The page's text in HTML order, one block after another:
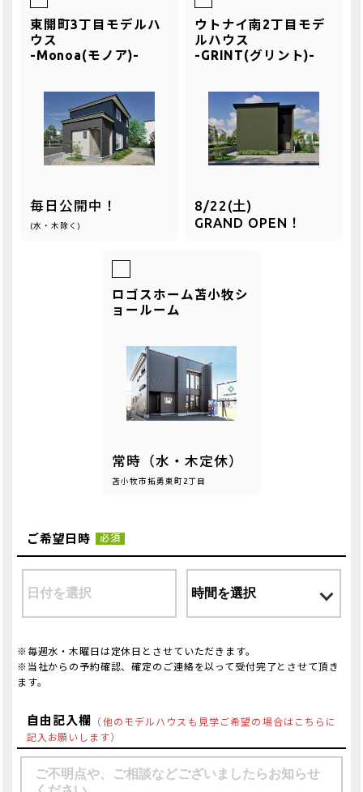
東開町3丁目モデルハ
ウス
-Monoa(モノア)-
毎日公開中！
(水・木除く)
ウトナイ南2丁目モデ
ルハウス
-GRINT(グリント)-
8/22(土)
GRAND OPEN！
ロゴスホーム苫小牧シ
ョールーム
常時（水・木定休）
苫小牧市拓勇東町2丁目
ご希望日時 必須
※毎週水・木曜日は定休日とさせていただきます。
※当社からの予約確認、確定のご連絡を以って受付完了とさせて頂き
ます。
自由記入欄
（他のモデルハウスも見学ご希望の場合はこちらに
記入お願いします）